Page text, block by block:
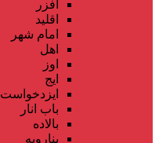
افزر
اقلید
امام شهر
اهل
اوز
ایج
ایزدخواست
باب انار
بالاده
بنارویه